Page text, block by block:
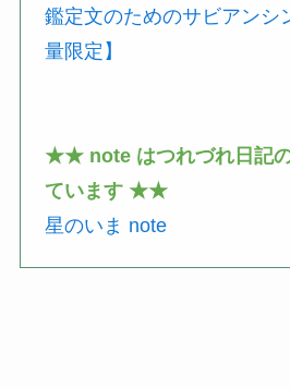
鑑定文のためのサビアンシ
量限定】
★★ note はつれづれ日記
ています ★★
星のいま note